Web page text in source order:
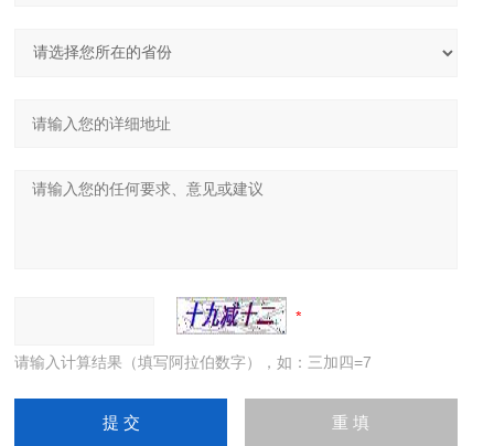
请输入计算结果（填写阿拉伯数字），如：三加四=7